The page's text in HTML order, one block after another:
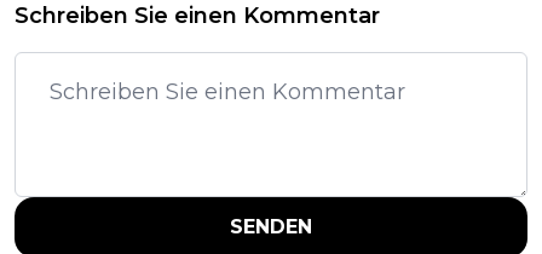
Schreiben Sie einen Kommentar
SENDEN